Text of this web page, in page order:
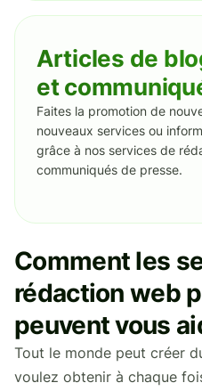
Articles de
et
Faites la promotion de
nouveaux services ou
grâce à nos services de
communiqués de presse.
Comment les
rédaction web
peuvent vous
Tout le monde peut créer
voulez obtenir à chaque